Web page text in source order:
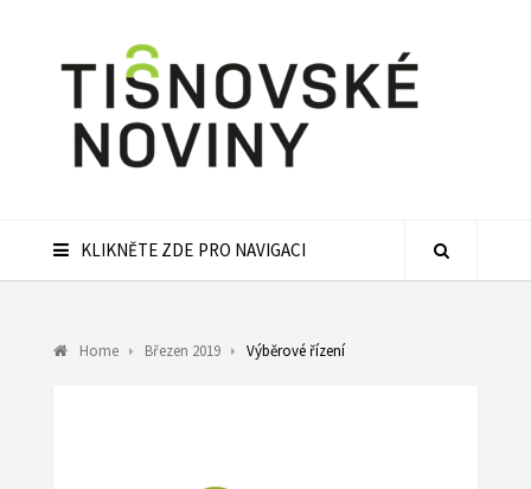
KLIKNĚTE ZDE PRO NAVIGACI
Home Březen 2019 Výběrové řízení